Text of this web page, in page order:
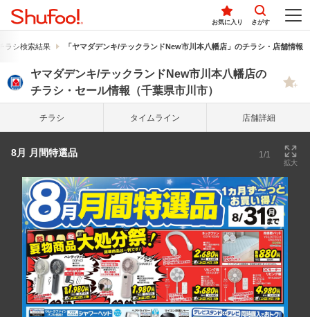
お気に入り さがす
ラシ検索結果 「ヤマダデンキ/テックランドNew市川本八幡店」のチラシ・店舗情報
ヤマダデンキ/テックランドNew市川本八幡店の
チラシ・セール情報（千葉県市川市）
チラシ タイム ライン 店舗詳細
8月 月間特選品 1/1
拡大